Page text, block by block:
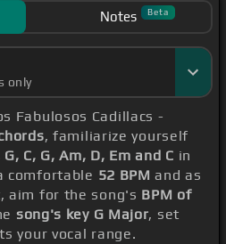
Notes Beta
only
Fabulosos Cadillacs -
, familiarize yourself
C, G, Am, D, Em and C in
comfortable 52 BPM and as
aim for the song's BPM of
song's key G Major, set
your vocal range.